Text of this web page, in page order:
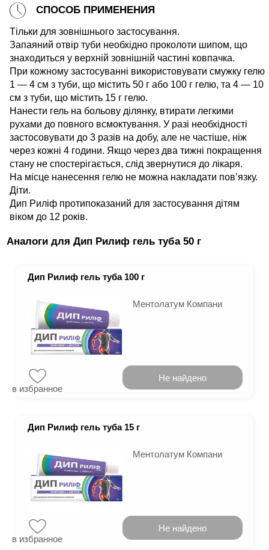
СПОСОБ ПРИМЕНЕНИЯ
Тільки для зовнішнього застосування.
Запаяний отвір туби необхідно проколоти шипом, що
знаходиться у верхній зовнішній частині ковпачка.
При кожному застосуванні використовувати смужку гелю
1 ― 4 см з туби, що містить 50 г або 100 г гелю, та 4 ― 10
см з туби, що містить 15 г гелю.
Нанести гель на больову ділянку, втирати легкими
рухами до повного всмоктування. У разі необхідності
застосовувати до 3 разів на добу, але не частіше, ніж
через кожні 4 години. Якщо через два тижні покращення
стану не спостерігається, слід звернутися до лікаря.
На місце нанесення гелю не можна накладати пов’язку.
Діти.
Дип Риліф протипоказаний для застосування дітям
віком до 12 років.
Аналоги для Дип Рилиф гель туба 50 г
Дип Рилиф гель туба 100 г
Ментолатум Компани
в избранное
Не найдено
Дип Рилиф гель туба 15 г
Ментолатум Компани
в избранное
Не найдено